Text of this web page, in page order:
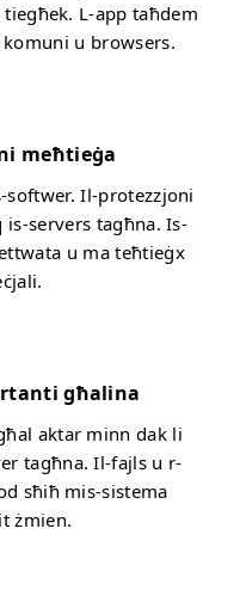
L-app taħdem
u browsers.
meħtieġa
Il-protezzjoni
servers tagħna. Is-
u ma teħtieġx
għalina
aktar minn dak li
tagħna. Il-fajls u r-
sħiħ mis-sistema
żmien.